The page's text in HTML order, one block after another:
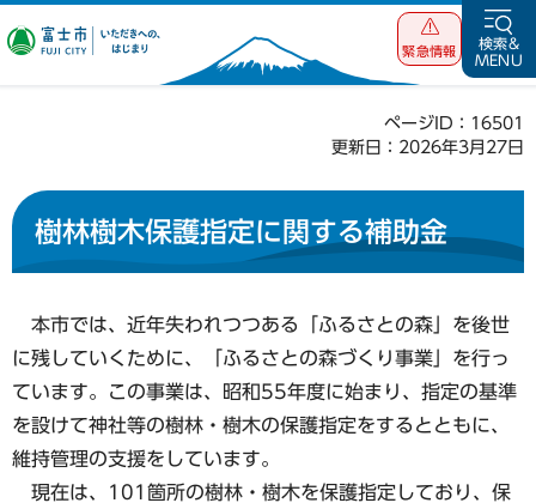
富士市 いただ
緊急情報
検索&
MENU
ページID：16501
更新日：2026年3月27日
樹林樹木保護指定に関する補助金
本市では、近年失われつつある「ふるさとの森」を後世
に残していくために、「ふるさとの森づくり事業」を行っ
ています。この事業は、昭和55年度に始まり、指定の基準
を設けて神社等の樹林・樹木の保護指定をするとともに、
維持管理の支援をしています。
現在は、101箇所の樹林・樹木を保護指定しており、保